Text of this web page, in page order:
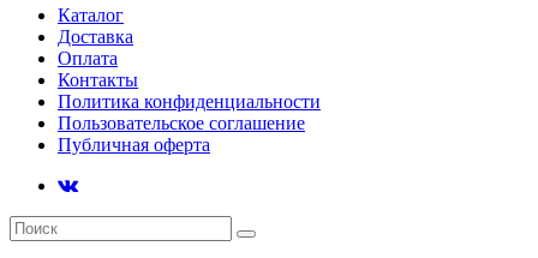
Каталог
Доставка
Оплата
Контакты
Политика конфиденциальности
Пользовательское соглашение
Публичная оферта